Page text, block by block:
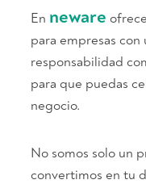
En neware
para empresas
responsabilidad
para que puedas
negocio.
No somos solo un
convertimos en tu